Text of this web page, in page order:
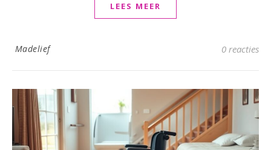
LEES MEER
Madelief 0 reacties